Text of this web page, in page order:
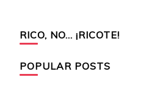
RICO, NO… ¡RICOTE!
POPULAR POSTS